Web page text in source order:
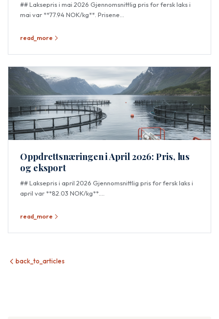
## Laksepris i mai 2026 Gjennomsnittlig pris for fersk laks i
mai var **77.94 NOK/kg**. Prisene...
read_more
Oppdrettsnæringen i April 2026: Pris, lus
og eksport
## Laksepris i april 2026 Gjennomsnittlig pris for fersk laks i
april var **82.03 NOK/kg**....
read_more
back_to_articles